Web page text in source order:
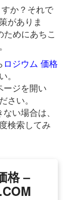
か？それで
がありま
めにあちこ
ロジウム 価格
ージを開い
さい。
い場合は、
検索してみ
格 –